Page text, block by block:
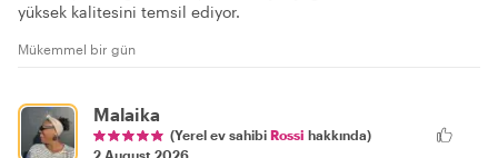
yüksek kalitesini temsil ediyor.
Mükemmel bir gün
Malaika
(Yerel ev sahibi Rossi hakkında)
2 August 2026